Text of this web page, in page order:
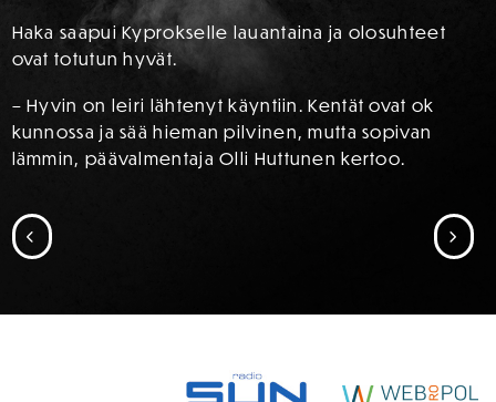
Haka saapui Kyprokselle lauantaina ja olosuhteet
ovat totutun hyvät.
– Hyvin on leiri lähtenyt käyntiin. Kentät ovat ok
kunnossa ja sää hieman pilvinen, mutta sopivan
lämmin, päävalmentaja Olli Huttunen kertoo.
SIIRRY EDELLISEEN